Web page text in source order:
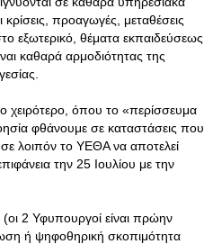
προαγωγές, μεταθέσεις
εξωτερικό, θέματα εκπαιδεύσεως
καθαρά αρμοδιότητας της
χειρότερο, όπου το «περίσσευμα
φθάνουμε σε καταστάσεις που
λοιπόν το ΥΕΘΑ να αποτελεί
την 25 Ιουλίου με την
2 Υφυπουργοί είναι πρώην
ή ψηφοθηρική σκοπιμότητα